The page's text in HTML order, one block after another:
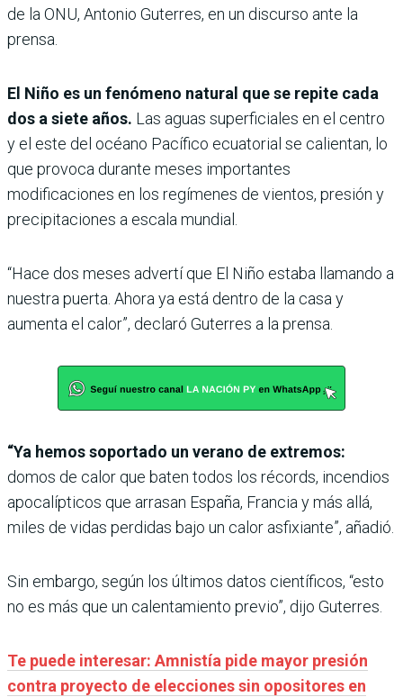
de la ONU, Antonio Guterres, en un discurso ante la
prensa.
El Niño es un fenómeno natural que se repite cada
dos a siete años. Las aguas superficiales en el centro
y el este del océano Pacífico ecuatorial se calientan, lo
que provoca durante meses importantes
modificaciones en los regímenes de vientos, presión y
precipitaciones a escala mundial.
“Hace dos meses advertí que El Niño estaba llamando a
nuestra puerta. Ahora ya está dentro de la casa y
aumenta el calor”, declaró Guterres a la prensa.
“Ya hemos soportado un verano de extremos:
domos de calor que baten todos los récords, incendios
apocalípticos que arrasan España, Francia y más allá,
miles de vidas perdidas bajo un calor asfixiante”, añadió.
Sin embargo, según los últimos datos científicos, “esto
no es más que un calentamiento previo”, dijo Guterres.
Te puede interesar: Amnistía pide mayor presión
contra proyecto de elecciones sin opositores en